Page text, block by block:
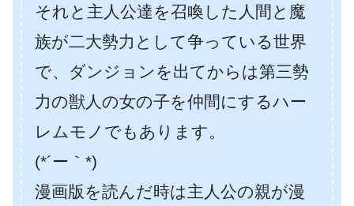
それと主人公達を召喚した人間と魔
族が二大勢力として争っている世界
で、ダンジョンを出てからは第三勢
力の獣人の女の子を仲間にするハー
レムモノでもあります。
(*´ー｀*)
漫画版を読んだ時は主人公の親が漫